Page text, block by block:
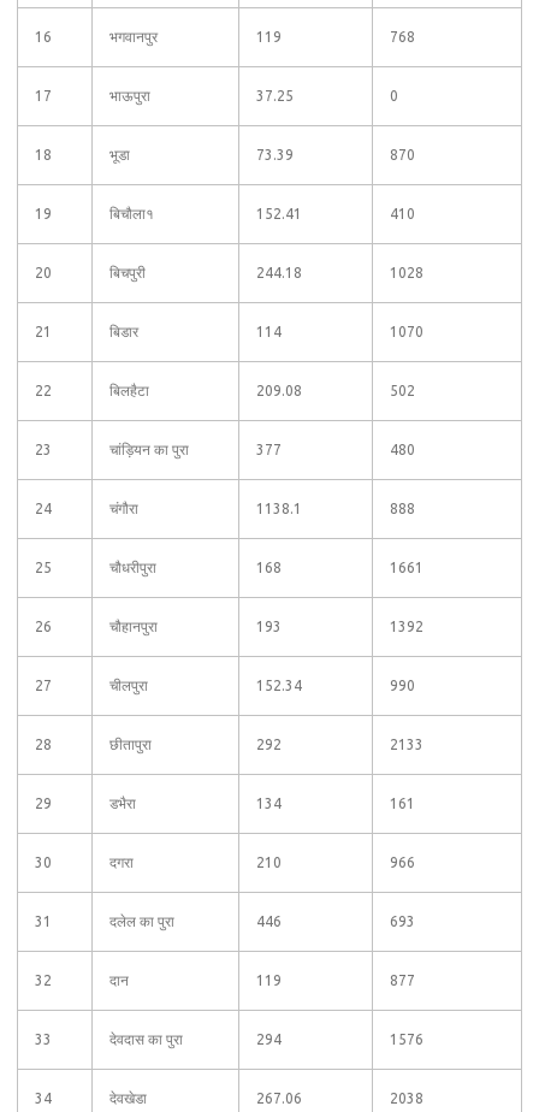
16 भगवानपुर 119 768
17 भाऊपुरा 37.25 0
18 भूडा 73.39 870
19 बिचौला१ 152.41 410
20 बिचपुरी 244.18 1028
21 बिडार 114 1070
22 बिलहैटा 209.08 502
23 चांड़ियन का पुरा 377 480
24 चंगौरा 1138.1 888
25 चौधरीपुरा 168 1661
26 चौहानपुरा 193 1392
27 चीलपुरा 152.34 990
28 छीतापुरा 292 2133
29 डभैरा 134 161
30 दगरा 210 966
31 दलेल का पुरा 446 693
32 दान 119 877
33 देवदास का पुरा 294 1576
34 देवखेडा 267.06 2038